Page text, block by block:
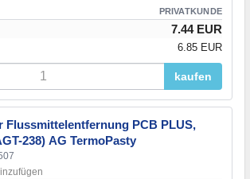
PRIVATKUNDE
7.44 EUR
6.85 EUR
kaufen
Flussmittelentfernung PCB PLUS,
238) AG TermoPasty